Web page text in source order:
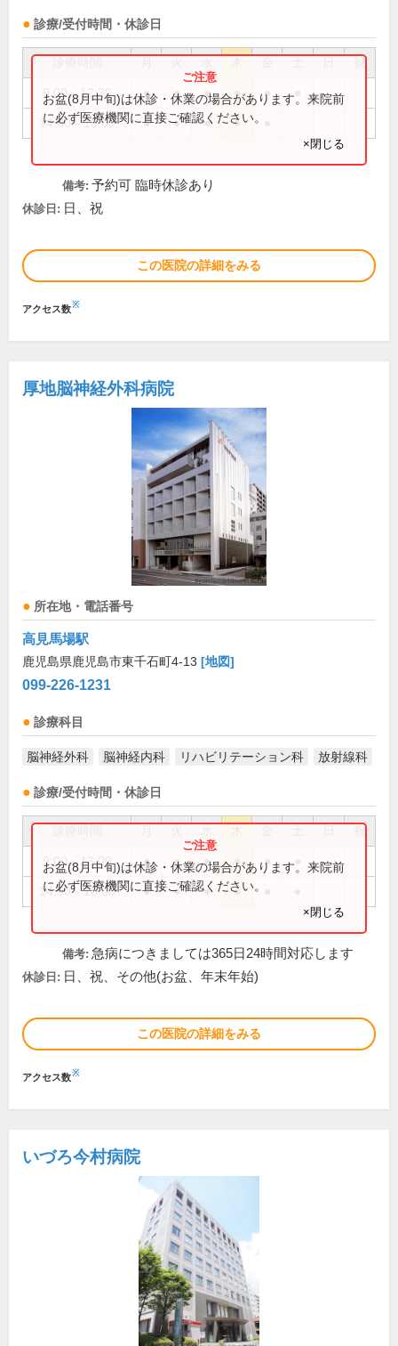
診療/受付時間・休診日
祝
9:00～12:30 ● ● ● ● ●
14:00～18:00 ● ● ● ●
お盆(8月中旬)は休診・休業の場合があります。来院前
に必ず医療機関に直接ご確認ください。
×閉じる
備考: 予約可 臨時休診あり
休診日: 日、祝
この医院の詳細をみる
アクセス数※
厚地脳神経外科病院
所在地・電話番号
高見馬場駅
鹿児島県鹿児島市東千石町4-13 [地図]
099-226-1231
診療科目
脳神経外科 脳神経内科 リハビリテーション科 放射線科
診療/受付時間・休診日
祝
9:00～13:00 ● ● ● ● ●
14:00～18:00 ● ● ● ●
お盆(8月中旬)は休診・休業の場合があります。来院前
に必ず医療機関に直接ご確認ください。
×閉じる
備考: 急病につきましては365日24時間対応します
休診日: 日、祝、その他(お盆、年末年始)
この医院の詳細をみる
アクセス数※
いづろ今村病院